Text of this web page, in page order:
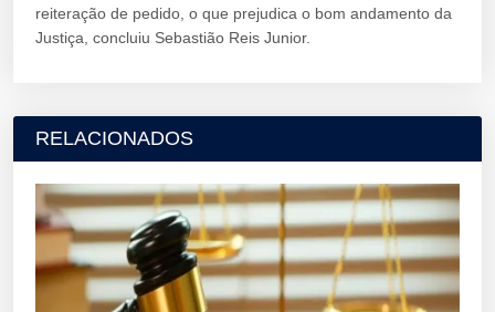
reiteração de pedido, o que prejudica o bom andamento da
Justiça, concluiu Sebastião Reis Junior.
RELACIONADOS